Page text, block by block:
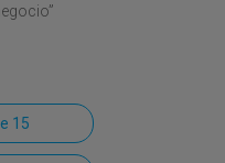
15